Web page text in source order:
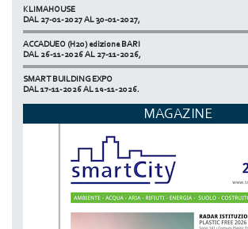
KLIMAHOUSE
DAL 27-01-2027 AL 30-01-2027,
ACCADUEO (H20) edizione BARI
DAL 26-11-2026 AL 27-11-2026,
SMART BUILDING EXPO
DAL 17-11-2026 AL 19-11-2026,
DAL 03-11-2026 AL 06-11-2026,
NETZERO MILAN - EXPO SUMMIT
DAL 20-10-2026 AL 22-10-2026,
MAGAZINE